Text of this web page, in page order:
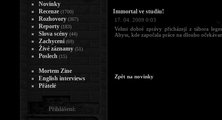
Immortal ve studiu!
17. 04. 2009 0:03
Velmi dobré zprávy přicházejí z tábora
Abyss, kde započala práce na dlouho
Zpět na novinky
Novinky
Recenze (1700)
Rozhovory (367)
Reporty (183)
Slova scény (44)
Zachycení (69)
Živé záznamy (51)
Poslech (15)
Mortem Zine
English interviews
Přátelé
Přihlášení: